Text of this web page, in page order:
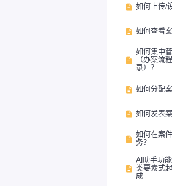
 如何上传/
 如何查看

如何集中
（办案流
录）？
 如何分配
 如何发表
 如何在案
务？

AI助手功
类要素式
成